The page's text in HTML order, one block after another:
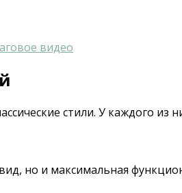
видео
стили. У каждого из
но и максимальная